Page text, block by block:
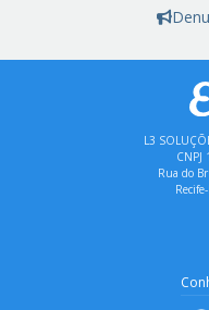
L3
Rua do